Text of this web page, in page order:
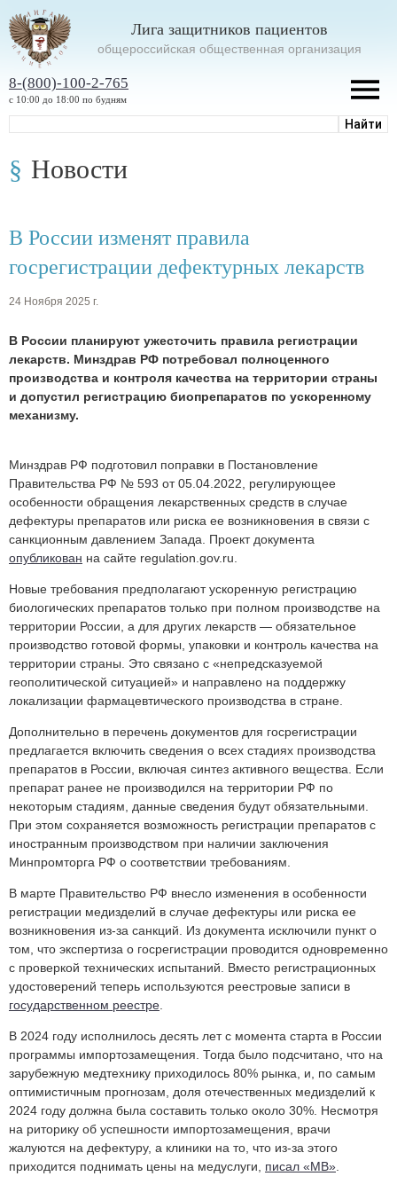
Лига защитников пациентов
oбщероссийская общественная организация
8-(800)-100-2-765
с 10:00 до 18:00 по будням
Новости
В России изменят правила
госрегистрации дефектурных лекарств
24 Ноября 2025 г.
В России планируют ужесточить правила регистрации
лекарств. Минздрав РФ потребовал полноценного
производства и контроля качества на территории страны
и допустил регистрацию биопрепаратов по ускоренному
механизму.
Минздрав РФ подготовил поправки в Постановление
Правительства РФ № 593 от 05.04.2022, регулирующее
особенности обращения лекарственных средств в случае
дефектуры препаратов или риска ее возникновения в связи с
санкционным давлением Запада . Проект документа
опубликован на сайте regulation.gov.ru.
Новые требования предполагают ускоренную регистрацию
биологических препаратов только при полном производстве на
территории России, а для других лекарств — обязательное
производство готовой формы, упаковки и контроль качества на
территории страны. Это связано с «непредсказуемой
геополитической ситуацией» и направлено на поддержку
локализации фармацевтического производства в стране.
Дополнительно в перечень документов для госрегистрации
предлагается включить сведения о всех стадиях производства
препаратов в России, включая синтез активного вещества. Если
препарат ранее не производился на территории РФ по
некоторым стадиям, данные сведения будут обязательными.
При этом сохраняется возможность регистрации препаратов с
иностранным производством при наличии заключения
Минпромторга РФ о соответствии требованиям.
В марте Правительство РФ внесло изменения в особенности
регистрации медизделий в случае дефектуры или риска ее
возникновения из-за санкций. Из документа исключили пункт о
том, что экспертиза о госрегистрации проводится одновременно
с проверкой технических испытаний. Вместо регистрационных
удостоверений теперь используются реестровые записи в
государственном реестре
В 2024 году исполнилось десять лет с момента старта в России
программы импортозамещения. Тогда было подсчитано, что на
зарубежную медтехнику приходилось 80% рынка, и, по самым
оптимистичным прогнозам, доля отечественных медизделий к
2024 году должна была составить только около 30%. Несмотря
на риторику об успешности импортозамещения, врачи
жалуются на дефектуру, а клиники на то, что из-за этого
приходится поднимать цены на медуслуги, писал «МВ»